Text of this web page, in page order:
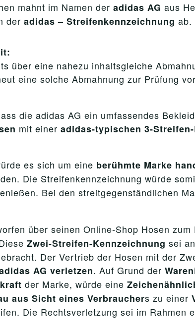
mahnt im Namen der adidas AG aus
der adidas – Streifenkennzeichnung ab.
über eine nahezu inhaltsgleiche
eine solche Abmahnung zur Prüfung
die adidas AG ein umfassendes
mit einer adidas-typischen 3-
es sich um eine berühmte Marke
Die Streifenkennzeichnung würde
Bei den streitgegenständlichen
über seinen Online-Shop Hosen zum
Zwei-Streifen-Kennzeichnung sei an
Der Vertrieb der Hosen mit der
AG verletzen. Auf Grund der
der Marke, würde eine
aus Sicht eines Verbrauchers zu einer
Die Rechtsverletzung sei im Rahmen